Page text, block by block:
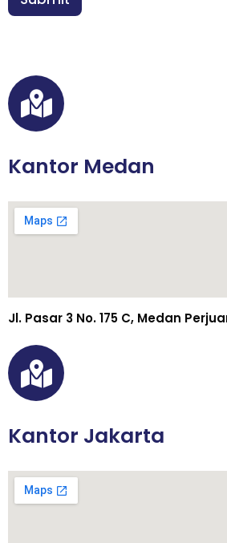
*
Kantor Medan
Jl. Pasar 3 No. 175 C, Medan
Kantor Jakarta